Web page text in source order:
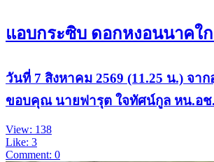
แอบกระซิบ ดอกหงอนนาคใ
วันที่ 7 สิงหาคม 2569 (11.25 น.) จ
ขอบคุณ นายฟารุต ใจทัศน์กูล หน.อช
View: 138
Like: 3
Comment: 0